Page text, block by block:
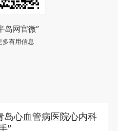
岛网官微”
多有用信息
岛心血管病医院心内科